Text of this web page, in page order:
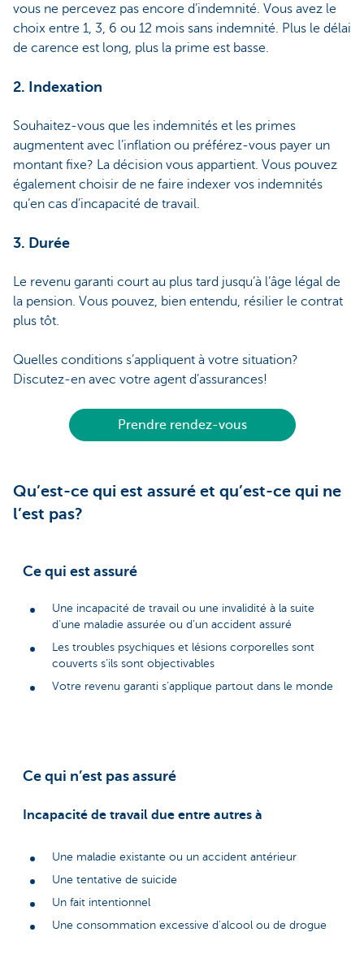
vous ne percevez pas encore d’indemnité. Vous avez le
choix entre 1, 3, 6 ou 12 mois sans indemnité. Plus le délai
de carence est long, plus la prime est basse.
2. Indexation
Souhaitez-vous que les indemnités et les primes
augmentent avec l’inflation ou préférez-vous payer un
montant fixe? La décision vous appartient. Vous pouvez
également choisir de ne faire indexer vos indemnités
qu’en cas d’incapacité de travail.
3. Durée
Le revenu garanti court au plus tard jusqu’à l’âge légal de
la pension. Vous pouvez, bien entendu, résilier le contrat
plus tôt.
Quelles conditions s’appliquent à votre situation?
Discutez-en avec votre agent d’assurances!
Prendre rendez-vous
Qu’est-ce qui est assuré et qu’est-ce qui ne
l’est pas?
Ce qui est assuré
Une incapacité de travail ou une invalidité à la suite
d’une maladie assurée ou d’un accident assuré
Les troubles psychiques et lésions corporelles sont
couverts s’ils sont objectivables
Votre revenu garanti s’applique partout dans le monde
Ce qui n’est pas assuré
Incapacité de travail due entre autres à
Une maladie existante ou un accident antérieur
Une tentative de suicide
Un fait intentionnel
Une consommation excessive d'alcool ou de drogue